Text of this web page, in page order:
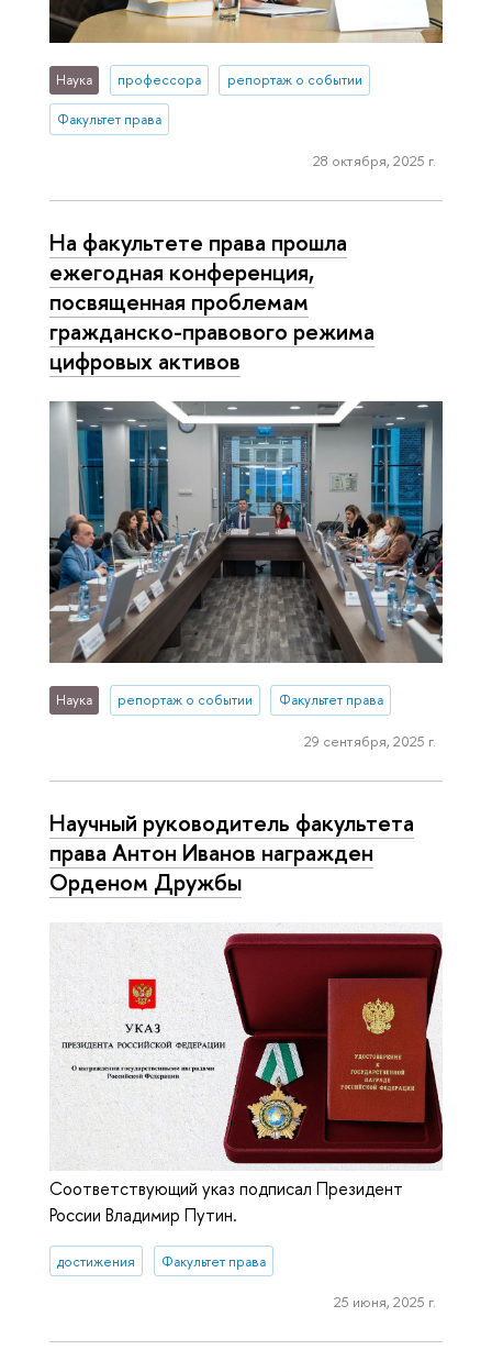
Наука профессора репортаж о событии
Факультет права
28 октября, 2025 г.
На факультете права прошла
ежегодная конференция,
посвященная проблемам
гражданско-правового режима
цифровых активов
Наука репортаж о событии Факультет права
29 сентября, 2025 г.
Научный руководитель факультета
права Антон Иванов награжден
Орденом Дружбы
Соответствующий указ подписал Президент
России Владимир Путин.
достижения Факультет права
25 июня, 2025 г.